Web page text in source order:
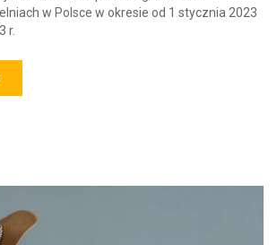
w Polsce w okresie od 1 stycznia 2023
r.